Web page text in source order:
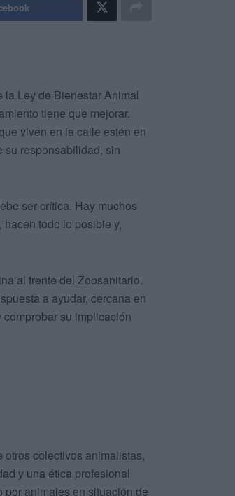
Ley de Bienestar Animal
tiene que mejorar.
viven en la calle estén en
su responsabilidad, sin
ser crítica. Hay muchos
todo lo posible y,
al frente del Zoosanitario.
a ayudar, cercana en
su implicación
colectivos animalistas,
y una ética profesional
animales en situación de